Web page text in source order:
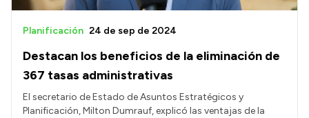
Destacan los beneficios de la eliminación de
367 tasas administrativas
Planificación 24 de sep de 2024
El secretario de Estado de Asuntos Estratégicos y
Planificación, Milton Dumrauf, explicó las ventajas de la